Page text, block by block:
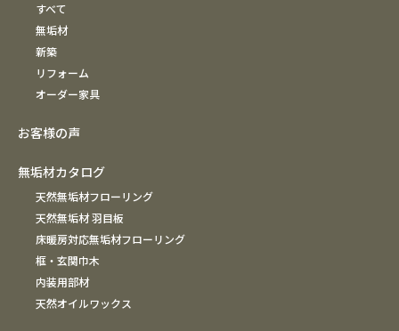
すべて
無垢材
新築
リフォーム
オーダー家具
お客様の声
無垢材カタログ
天然無垢材フローリング
天然無垢材 羽目板
床暖房対応無垢材フローリング
框・玄関巾木
内装用部材
天然オイルワックス